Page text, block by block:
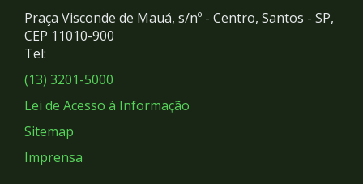
Redes
Sociais
Praça Visconde de Mauá, s/nº - Centro, Santos - SP,
CEP 11010-900
Tel:
(13) 3201-5000
Lei de Acesso à Informação
Sitemap
Imprensa